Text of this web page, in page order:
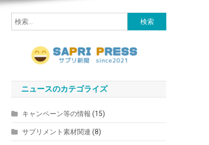
索:
ニュースのカテゴライズ
キャンペーン等の情報 (15)
サプリメント素材関連 (8)